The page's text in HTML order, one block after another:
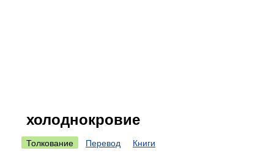
холоднокровие
Толкование Перевод Книги